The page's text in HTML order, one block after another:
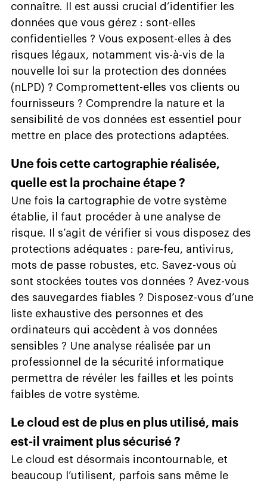
connaître. Il est aussi crucial d’identifier les
données que vous gérez : sont-elles
confidentielles ? Vous exposent-elles à des
risques légaux, notamment vis-à-vis de la
nouvelle loi sur la protection des données
(nLPD) ? Compromettent-elles vos clients ou
fournisseurs ? Comprendre la nature et la
sensibilité de vos données est essentiel pour
mettre en place des protections adaptées.
Une fois cette cartographie réalisée,
quelle est la prochaine étape ?
Une fois la cartographie de votre système
établie, il faut procéder à une analyse de
risque. Il s’agit de vérifier si vous disposez des
protections adéquates : pare-feu, antivirus,
mots de passe robustes, etc. Savez-vous où
sont stockées toutes vos données ? Avez-vous
des sauvegardes fiables ? Disposez-vous d’une
liste exhaustive des personnes et des
ordinateurs qui accèdent à vos données
sensibles ? Une analyse réalisée par un
professionnel de la sécurité informatique
permettra de révéler les failles et les points
faibles de votre système.
Le cloud est de plus en plus utilisé, mais
est-il vraiment plus sécurisé ?
Le cloud est désormais incontournable, et
beaucoup l’utilisent, parfois sans même le